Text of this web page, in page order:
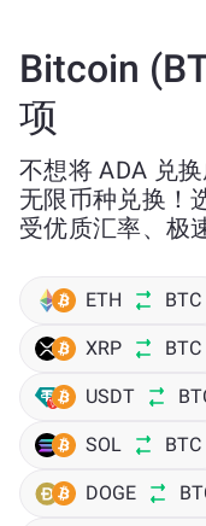
Bitcoin
项
不想将 ADA 兑
无限币种兑换！
受优质汇率、极
ETH BTC
XRP BTC
USDT
SOL BTC
DOGE